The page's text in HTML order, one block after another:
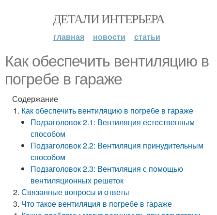
ДЕТАЛИ ИНТЕРЬЕРА
главная новости статьи
Как обеспечить вентиляцию в
погребе в гараже
Содержание
Как обеспечить вентиляцию в погребе в гараже
Подзаголовок 2.1: Вентиляция естественным
способом
Подзаголовок 2.2: Вентиляция принудительным
способом
Подзаголовок 2.3: Вентиляция с помощью
вентиляционных решеток
Связанные вопросы и ответы
Что такое вентиляция в погребе в гараже